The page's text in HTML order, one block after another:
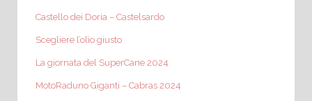
Castello dei Doria – Castelsardo
Scegliere l’olio giusto
La giornata del SuperCane 2024
MotoRaduno Giganti – Cabras 2024